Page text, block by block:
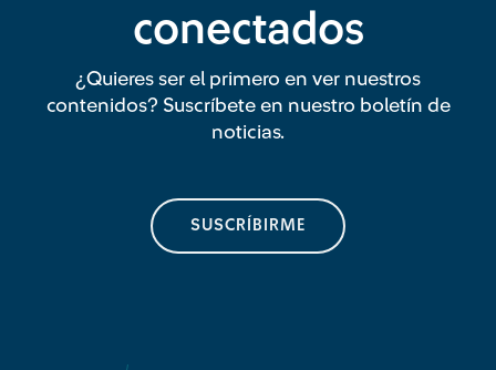
conectados
¿Quieres ser el primero en ver nuestros
contenidos? Suscríbete en nuestro boletín de
noticias.
SUSCRÍBIRME